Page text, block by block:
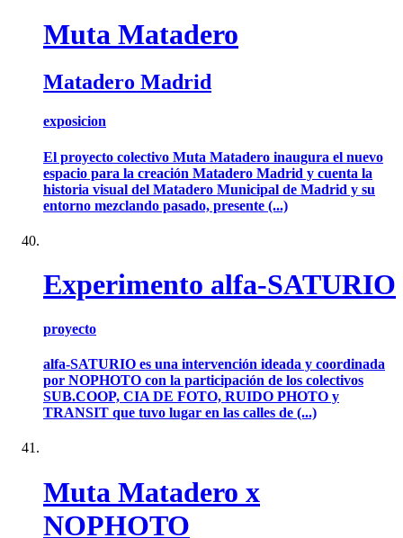
Muta Matadero
Matadero Madrid
exposicion
El proyecto colectivo Muta Matadero inaugura el nuevo
espacio para la creación Matadero Madrid y cuenta la
historia visual del Matadero Municipal de Madrid y su
entorno mezclando pasado, presente (...)
Experimento alfa-SATURIO
proyecto
alfa-SATURIO es una intervención ideada y coordinada
por NOPHOTO con la participación de los colectivos
SUB.COOP, CIA DE FOTO, RUIDO PHOTO y
TRANSIT que tuvo lugar en las calles de (...)
Muta Matadero x
NOPHOTO